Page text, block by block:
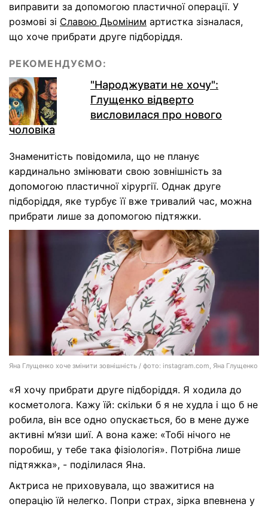
виправити за допомогою пластичної операції. У
розмові зі Славою Дьоміним артистка зізналася,
що хоче прибрати друге підборіддя.
РЕКОМЕНДУЄМО:
"Народжувати не хочу":
Глущенко відверто
висловилася про нового
чоловіка
Знаменитість повідомила, що не планує
кардинально змінювати свою зовнішність за
допомогою пластичної хірургії. Однак друге
підборіддя, яке турбує її вже тривалий час, можна
прибрати лише за допомогою підтяжки.
Яна Глущенко хоче змінити зовнішність / фото: instagram.com, Яна Глущенко
«Я хочу прибрати друге підборіддя. Я ходила до
косметолога. Кажу їй: скільки б я не худла і що б не
робила, він все одно опускається, бо в мене дуже
активні м’язи шиї. А вона каже: «Тобі нічого не
поробиш, у тебе така фізіологія». Потрібна лише
підтяжка», - поділилася Яна.
Актриса не приховувала, що зважитися на
операцію їй нелегко. Попри страх, зірка впевнена у